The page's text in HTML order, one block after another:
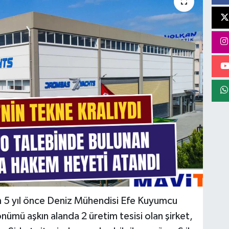
5 yıl önce Deniz Mühendisi Efe Kuyumcu
aşkın alanda 2 üretim tesisi olan şirket,